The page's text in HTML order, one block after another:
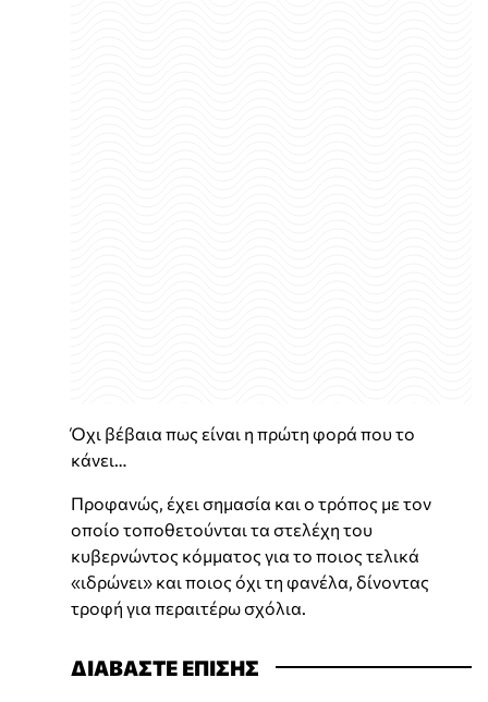
Όχι βέβαια πως είναι η πρώτη φορά που το
κάνει…
Προφανώς, έχει σημασία και ο τρόπος με τον
οποίο τοποθετούνται τα στελέχη του
κυβερνώντος κόμματος για το ποιος τελικά
«ιδρώνει» και ποιος όχι τη φανέλα, δίνοντας
τροφή για περαιτέρω σχόλια.
ΔΙΑΒΑΣΤΕ ΕΠΙΣΗΣ